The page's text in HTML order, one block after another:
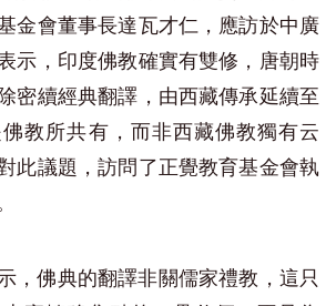
金會董事長達瓦才仁，應訪於中廣
示，印度佛教確實有雙修，唐朝時
密續經典翻譯，由西藏傳承延續至
教所共有，而非西藏佛教獨有云
此議題，訪問了正覺教育基金會執
，佛典的翻譯非關儒家禮教，這只